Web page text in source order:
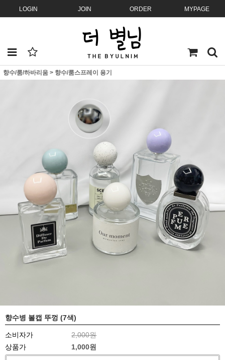
LOGIN JOIN ORDER MYPAGE
향수/룸/하바리움 > 향수/룸스프레이 용기
향수병 볼캡 뚜껑 (7색)
소비자가
2,000원
상품가
1,000원